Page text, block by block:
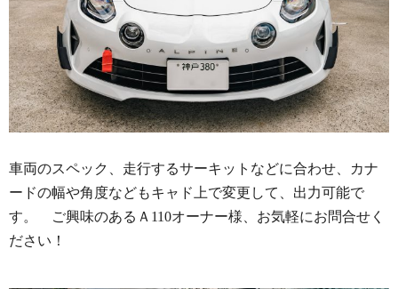
車両のスペック、走行するサーキットなどに合わせ、カナ
ードの幅や角度などもキャド上で変更して、出力可能で
す。 ご興味のあるＡ110オーナー様、お気軽にお問合せく
ださい！